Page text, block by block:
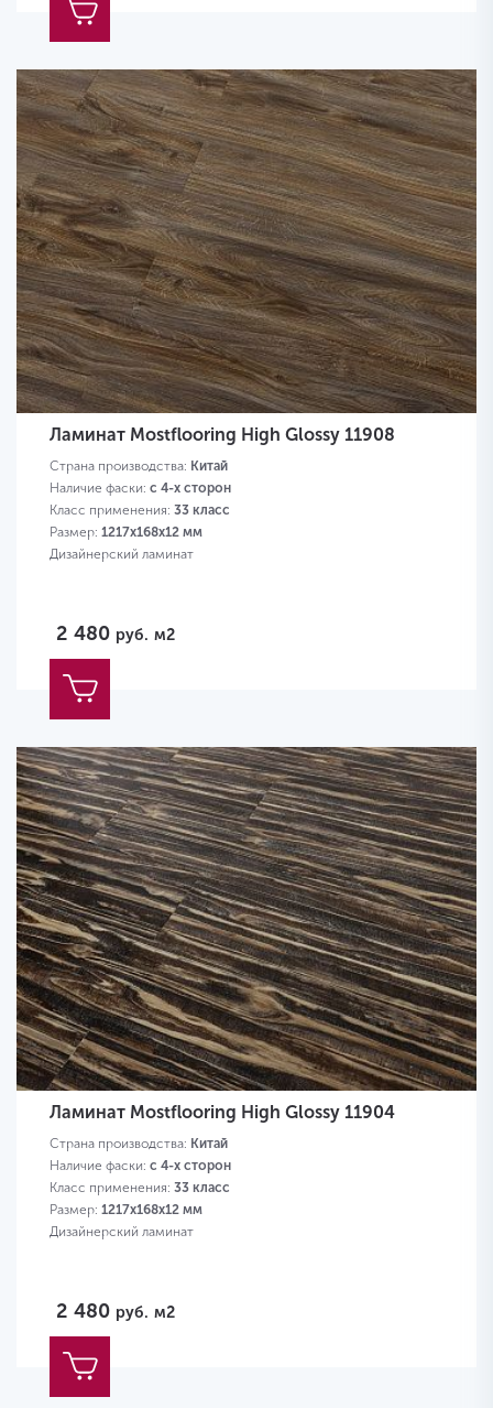
Ламинат Mostflooring High Glossy 11908
Страна производства: Китай
Наличие фаски: с 4-х сторон
Класс применения: 33 класс
Размер: 1217х168х12 мм
Дизайнерский ламинат
2 480 руб. м2
Ламинат Mostflooring High Glossy 11904
Страна производства: Китай
Наличие фаски: с 4-х сторон
Класс применения: 33 класс
Размер: 1217х168х12 мм
Дизайнерский ламинат
2 480 руб. м2